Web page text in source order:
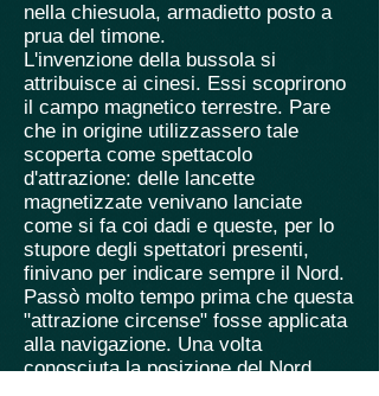
nella chiesuola, armadietto posto a
prua del timone.
L'invenzione della bussola si
attribuisce ai cinesi. Essi scoprirono
il campo magnetico terrestre. Pare
che in origine utilizzassero tale
scoperta come spettacolo
d'attrazione: delle lancette
magnetizzate venivano lanciate
come si fa coi dadi e queste, per lo
stupore degli spettatori presenti,
finivano per indicare sempre il Nord.
Passò molto tempo prima che questa
"attrazione circense" fosse applicata
alla navigazione. Una volta
conosciuta la posizione del Nord,